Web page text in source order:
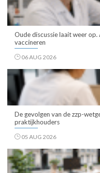
Oude discussie laait weer
vaccineren
06 AUG 2026
De gevolgen van de zzp-
praktijkhouders
05 AUG 2026